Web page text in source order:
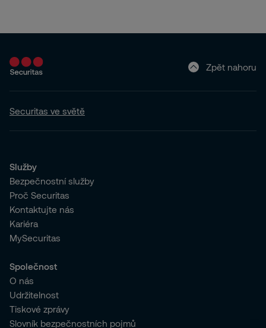
Zpět nahoru
Securitas ve světě
Služby
Bezpečnostní služby
Proč Securitas
Kontaktujte nás
Kariéra
MySecuritas
Společnost
O nás
Udržitelnost
Tiskové zprávy
Slovník bezpečnostních pojmů